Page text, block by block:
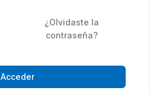
¿Olvidaste la
contraseña?
Acceder